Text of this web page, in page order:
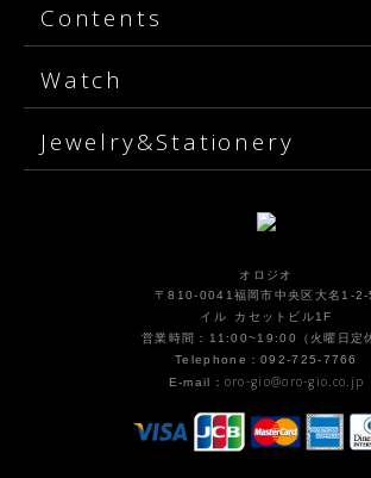
Contents
Watch
Jewelry&Stationery
オロジオ
〒810-0041福岡市中央区大名1-2-
イル カセットビル1F
営業時間：11:00~19:00（火曜日定
Telephone：092-725-7766
E-mail： oro-gio@oro-gio.co.jp